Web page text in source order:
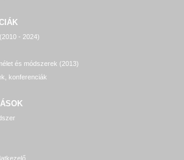
- 2024)
és módszerek (2013)
konferenciák